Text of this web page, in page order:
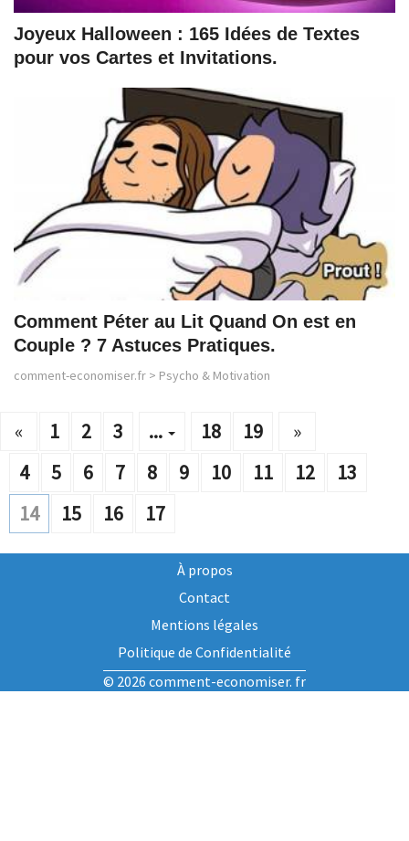
Joyeux Halloween : 165 Idées de Textes
pour vos Cartes et Invitations.
Comment Péter au Lit Quand On est en
Couple ? 7 Astuces Pratiques.
comment-economiser.fr > Psycho & Motivation
« 1 2 3
...
4
5 6 7 8 9 10 11 12
13
14
15 16 17
18 19 »
À propos
Contact
Mentions légales
Politique de Confidentialité
© 2026 comment-economiser. fr